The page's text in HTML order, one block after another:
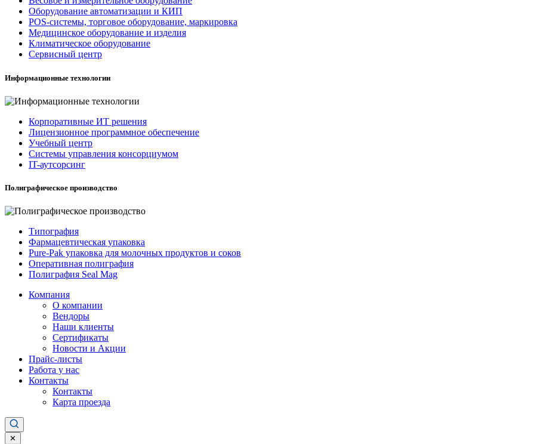
Оборудование автоматизации и КИП
POS-системы, торговое оборудование, маркировка
Медицинское оборудование и изделия
Климатическое оборудование
Сервисный центр
Информационные технологии
Корпоративные ИТ решения
Лицензионное программное обеспечение
Учебный центр
Системы управления консорциумом
IT-аутсорсинг
Полиграфическое производство
Типография
Фармацевтическая упаковка
Pure-Pak упаковка для молочных продуктов и соков
Оперативная полиграфия
Полиграфия Seal Mag
Компания
О компании
Вендоры
Наши клиенты
Сертификаты
Новости и Акции
Прайс-листы
Работа у нас
Контакты
Контакты
Карта проезда
✕